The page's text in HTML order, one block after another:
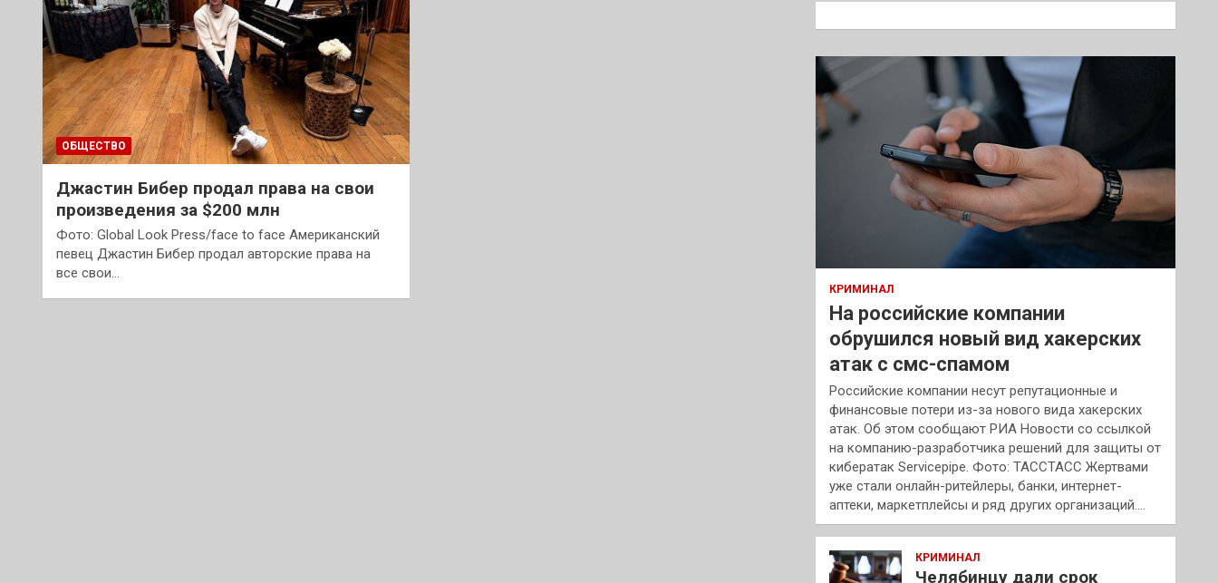
ОБЩЕСТВО
Джастин Бибер продал права на свои
произведения за $200 млн
Фото: Global Look Press/face to face Американский
певец Джастин Бибер продал авторские права на
все свои…
к
КРИМИНАЛ
На российские компании
обрушился новый вид хакерских
атак с смс-спамом
Российские компании несут репутационные и
финансовые потери из-за нового вида хакерских
атак. Об этом сообщают РИА Новости со ссылкой
на компанию-разработчика решений для защиты от
кибератак Servicepipe. Фото: ТАССТАСС Жертвами
уже стали онлайн-ритейлеры, банки, интернет-
аптеки, маркетплейсы и ряд других организаций.…
КРИМИНАЛ
Челябинцу дали срок